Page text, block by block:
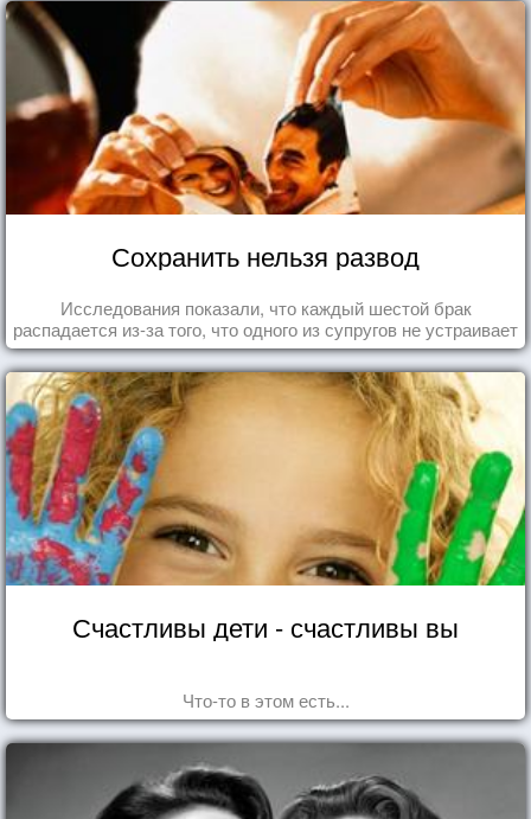
Сохранить нельзя развод
Исследования показали, что каждый шестой брак
распадается из-за того, что одного из супругов не устраивает
та роль, которая выпала ему в семье.
Счастливы дети - счастливы вы
Что-то в этом есть...